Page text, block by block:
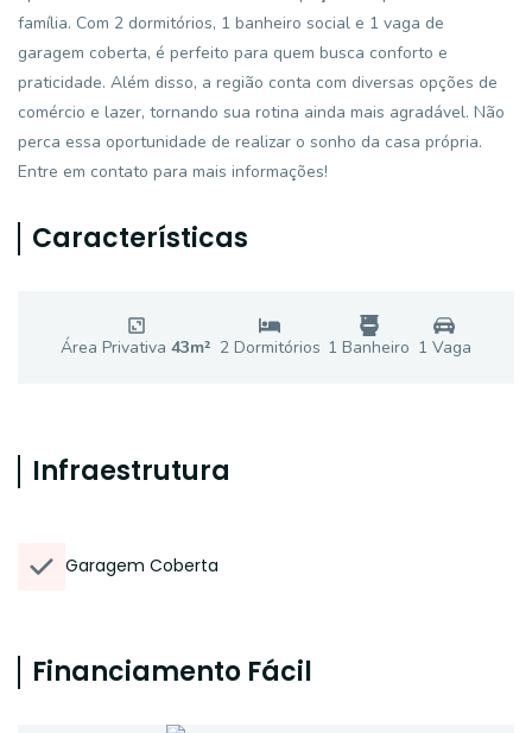
família. Com 2 dormitórios, 1 banheiro social e 1 vaga de
garagem coberta, é perfeito para quem busca conforto e
praticidade. Além disso, a região conta com diversas opções de
comércio e lazer, tornando sua rotina ainda mais agradável. Não
perca essa oportunidade de realizar o sonho da casa própria.
Entre em contato para mais informações!
Características
Área Privativa43m² 2Dormitórios 1 Banheiro 1 Vaga
Infraestrutura
Garagem Coberta
Financiamento Fácil